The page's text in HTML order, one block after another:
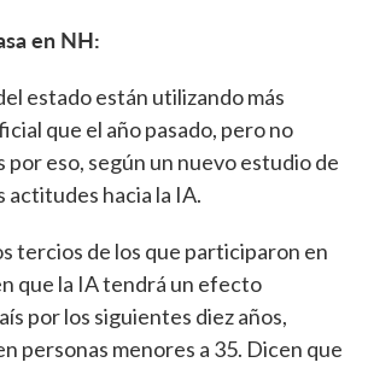
en NH:
estado están utilizando más
que el año pasado, pero no
eso, según un nuevo estudio de
actitudes hacia la IA.
tercios de los que participaron en
que la IA tendrá un efecto
por los siguientes diez años,
personas menores a 35. Dicen que